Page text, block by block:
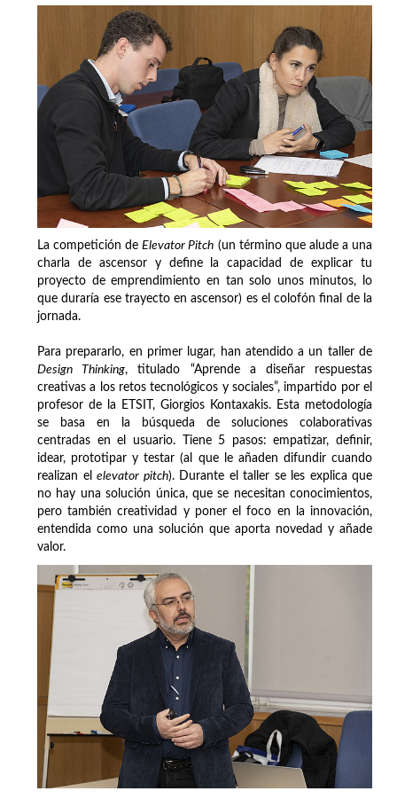
La competición deElevator Pitch (un término que alude a una
charla de ascensor y define la capacidad de explicar tu
proyecto de emprendimiento en tan solo unos minutos, lo
que duraría ese trayecto en ascensor) es el colofón final de la
jornada.
Para prepararlo, en primer lugar, han atendido a un taller de
Design Thinking, titulado “Aprende a diseñar respuestas
creativas a los retos tecnológicos y sociales”, impartido por el
profesor de la ETSIT, Giorgios Kontaxakis. Esta metodología
se basa en la búsqueda de soluciones colaborativas
centradas en el usuario. Tiene 5 pasos: empatizar, definir,
idear, prototipar y testar (al que le añaden difundir cuando
realizan el elevator pitch). Durante el taller se les explica que
no hay una solución única, que se necesitan conocimientos,
pero también creatividad y poner el foco en la innovación,
entendida como una solución que aporta novedad y añade
valor.